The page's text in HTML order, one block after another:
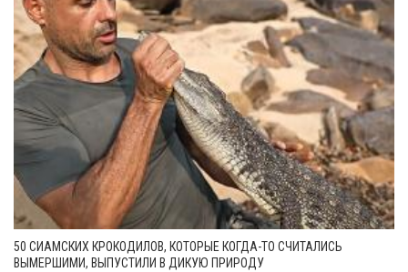
50 СИАМСКИХ КРОКОДИЛОВ, КОТОРЫЕ КОГДА-ТО СЧИТАЛИСЬ
ВЫМЕРШИМИ, ВЫПУСТИЛИ В ДИКУЮ ПРИРОДУ